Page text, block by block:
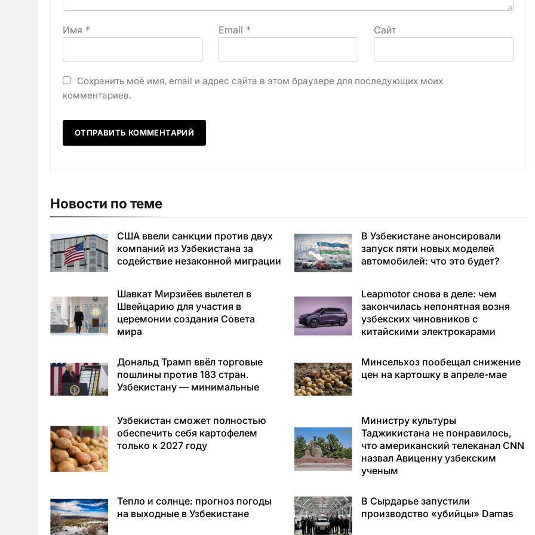
Имя * Email * Сайт
Сохранить моё имя, email и адрес сайта в этом браузере для последующих моих
комментариев.
Новости по теме
США ввели санкции против двух
компаний из Узбекистана за
содействие незаконной миграции
В Узбекистане анонсировали
запуск пяти новых моделей
автомобилей: что это будет?
Шавкат Мирзиёев вылетел в
Швейцарию для участия в
церемонии создания Совета
мира
Leapmotor снова в деле: чем
закончилась непонятная возня
узбекских чиновников с
китайскими электрокарами
Дональд Трамп ввёл торговые
пошлины против 183 стран.
Узбекистану — минимальные
Минсельхоз пообещал снижение
цен на картошку в апреле-мае
Узбекистан сможет полностью
обеспечить себя картофелем
только к 2027 году
Министру культуры
Таджикистана не понравилось,
что американский телеканал CNN
назвал Авиценну узбекским
ученым
Тепло и солнце: прогноз погоды
на выходные в Узбекистане
В Сырдарье запустили
производство «убийцы» Damas